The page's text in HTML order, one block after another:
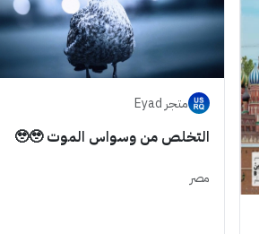
متجر Eyad
التخلص من وسواس الموت 🥹🥹
مصر